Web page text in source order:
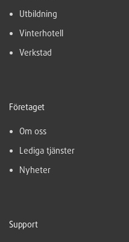
Utbildning
Vinterhotell
Verkstad
Företaget
Om oss
Lediga tjänster
Nyheter
Support